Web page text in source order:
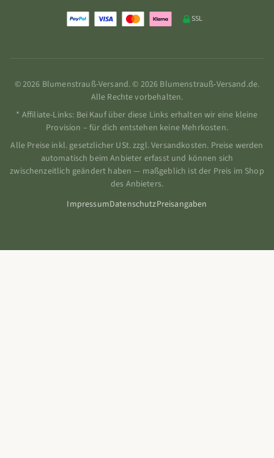
SSL
© 2026 Blumenstrauß-Versand. © 2026 Blumenstrauß-Versand.de.
Alle Rechte vorbehalten.
* Affiliate-Links: Bei Kauf über diese Links erhalten wir eine kleine
Provision – für dich entstehen keine Mehrkosten.
Alle Preise inkl. gesetzlicher USt. zzgl. Versandkosten. Preise werden
automatisch beim Anbieter erfasst und können sich
zwischenzeitlich geändert haben — maßgeblich ist der Preis im Shop
des Anbieters.
ImpressumDatenschutzPreisangaben